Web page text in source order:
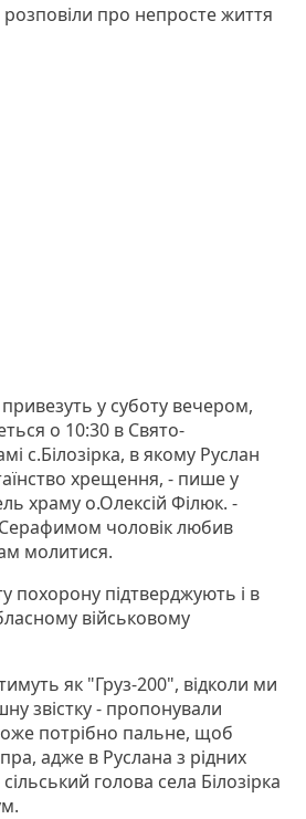
про непросте життя
привезуть у суботу вечером,
о 10:30 в Свято-
с.Білозірка, в якому Руслан
хрещення, - пише у
храму о.Олексій Філюк. -
чоловік любив
молитися.
похорону підтверджують і в
військовому
як "Груз-200", відколи ми
звістку - пропонували
потрібно пальне, щоб
адже в Руслана з рідних
голова села Білозірка